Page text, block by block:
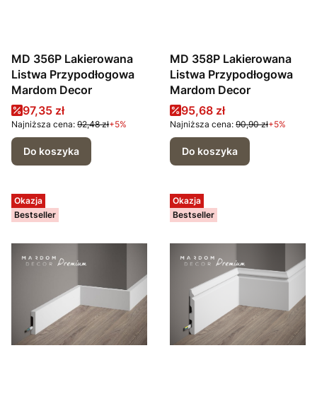
MD 356P Lakierowana
Listwa Przypodłogowa
Mardom Decor
Cena promocyjna
97,35 zł
Najniższa cena: 92,48 zł+5%
Do koszyka
MD 358P Lakierowana
Listwa Przypodłogowa
Mardom Decor
Cena promocyjna
95,68 zł
Najniższa cena: 90,90 zł+5%
Do koszyka
Okazja
Bestseller
Okazja
Bestseller